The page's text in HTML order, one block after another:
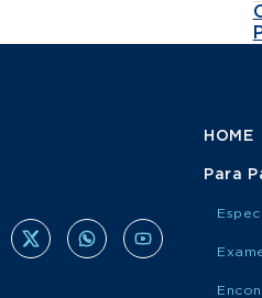
HOME
Para